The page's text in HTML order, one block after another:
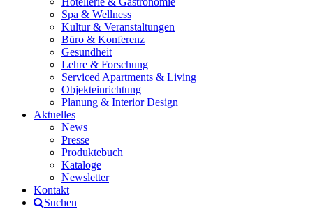
Spa & Wellness
Kultur & Veranstaltungen
Büro & Konferenz
Gesundheit
Lehre & Forschung
Serviced Apartments & Living
Objekteinrichtung
Planung & Interior Design
Aktuelles
News
Presse
Produktebuch
Kataloge
Newsletter
Kontakt
Suchen